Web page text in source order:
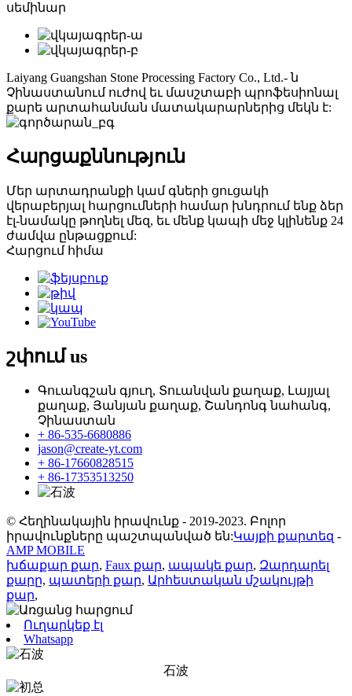
սեմինար
Laiyang Guangshan Stone Processing Factory Co., Ltd.- ն
Չինաստանում ուժով եւ մասշտաբի պրոֆեսիոնալ
քարե արտահանման մատակարարներից մեկն է:
Հարցաքննություն
Մեր արտադրանքի կամ գների ցուցակի
վերաբերյալ հարցումների համար խնդրում ենք ձեր
էլ-նամակը թողնել մեզ, եւ մենք կապի մեջ կլինենք 24
ժամվա ընթացքում:
Հարցում հիմա
շփումus
Գուանգշան գյուղ, Տուանվան քաղաք, Լայյալ
քաղաք, Յանյան քաղաք, Շանդոնգ նահանգ,
Չինաստան
+ 86-535-6680886
jason@create-yt.com
+ 86-17660828515
+ 86-17353513250
© Հեղինակային իրավունք - 2019-2023. Բոլոր
իրավունքները պաշտպանված են:Կայքի քարտեզ -
AMP MOBILE
խճաքար քար, Faux քար, ապակե քար, Զարդարել
քարը, պատերի քար, Արհեստական ​​մշակույթի
քար,
Ուղարկեք էլ
Whatsapp
石波